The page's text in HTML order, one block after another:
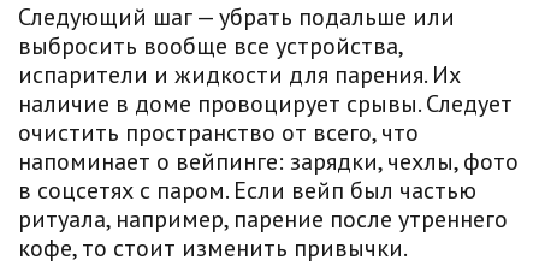
Следующий шаг — убрать подальше или
выбросить вообще все устройства,
испарители и жидкости для парения. Их
наличие в доме провоцирует срывы. Следует
очистить пространство от всего, что
напоминает о вейпинге: зарядки, чехлы, фото
в соцсетях с паром. Если вейп был частью
ритуала, например, парение после утреннего
кофе, то стоит изменить привычки.